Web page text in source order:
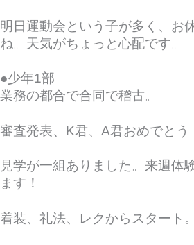
明日運動会という子が多く、お
ね。天気がちょっと心配です。
●少年1部
業務の都合で合同で稽古。
審査発表、K君、A君おめでとう
見学が一組ありました。来週体
ます！
着装、礼法、レクからスタート。